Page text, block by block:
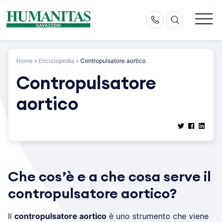
content
Home » Enciclopedia » Contropulsatore aortico
Contropulsatore
aortico
Che cos’è e a che cosa serve il
contropulsatore aortico?
Il contropulsatore aortico è uno strumento che viene